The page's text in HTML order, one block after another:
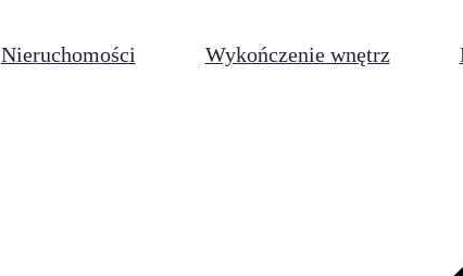
Nieruchomości Wykończenie wnętrz